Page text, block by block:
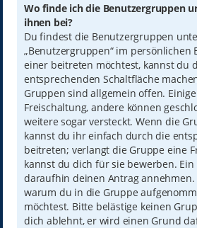
Wo finde ich die Benutzergruppen
ihnen bei?
Du findest die Benutzergruppen
„Benutzergruppen“ im persönlichen
einer beitreten möchtest, kannst du
entsprechenden Schaltfläche
Gruppen sind allgemein offen.
Freischaltung, andere können
weitere sogar versteckt. Wenn die
kannst du ihr einfach durch die
beitreten; verlangt die Gruppe eine
kannst du dich für sie bewerben.
daraufhin deinen Antrag annehmen.
warum du in die Gruppe
möchtest. Bitte belästige keinen
dich ablehnt, er wird einen Grund